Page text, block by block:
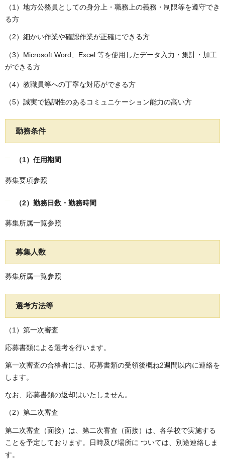
（1）地方公務員としての身分上・職務上の義務・制限等を遵守でき
る方
（2）細かい作業や確認作業が正確にできる方
（3）Microsoft Word、Excel 等を使用したデータ入力・集計・加工
ができる方
（4）教職員等への丁寧な対応ができる方
（5）誠実で協調性のあるコミュニケーション能力の高い方
勤務条件
（1）任用期間
募集要項参照
（2）勤務日数・勤務時間
募集所属一覧参照
募集人数
募集所属一覧参照
選考方法等
（1）第一次審査
応募書類による選考を行います。
第一次審査の合格者には、応募書類の受領後概ね2週間以内に連絡を
します。
なお、応募書類の返却はいたしません。
（2）第二次審査
第二次審査（面接）は、第二次審査（面接）は、各学校で実施する
ことを予定しております。日時及び場所に ついては、別途連絡しま
す。